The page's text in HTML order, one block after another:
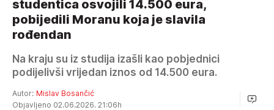
studentica osvojili 14.500 eura,
pobijedili Moranu koja je slavila
rođendan
Na kraju su iz studija izašli kao pobjednici
podijelivši vrijedan iznos od 14.500 eura.
Autor: Mislav Bosančić
Objavljeno 02.06.2026. 21:06h